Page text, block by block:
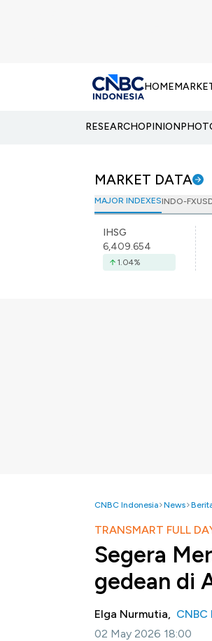
HOME
RESEARCHOPINION
MARKET DATA
MAJOR INDEXESINDO-FX
IHSG
6,409.654
1.04%
CNBC Indonesia News
TRANSMART FULL
Segera
gedean di
Elga Nurmutia, CNBC
02 May 2026 18:00